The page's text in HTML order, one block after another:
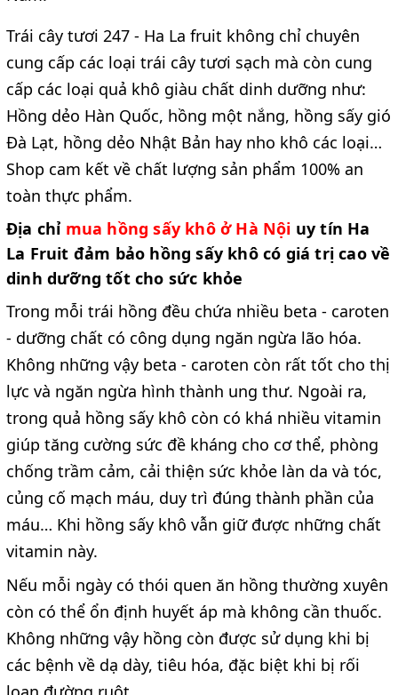
Trái cây tươi 247 - Ha La fruit không chỉ chuyên
cung cấp các loại trái cây tươi sạch mà còn cung
cấp các loại quả khô giàu chất dinh dưỡng như:
Hồng dẻo Hàn Quốc, hồng một nắng, hồng sấy gió
Đà Lạt, hồng dẻo Nhật Bản hay nho khô các loại…
Shop cam kết về chất lượng sản phẩm 100% an
toàn thực phẩm.
Địa chỉ mua hồng sấy khô ở Hà Nội uy tín Ha
La Fruit đảm bảo hồng sấy khô có giá trị cao về
dinh dưỡng tốt cho sức khỏe
Trong mỗi trái hồng đều chứa nhiều beta - caroten
- dưỡng chất có công dụng ngăn ngừa lão hóa.
Không những vậy beta - caroten còn rất tốt cho thị
lực và ngăn ngừa hình thành ung thư. Ngoài ra,
trong quả hồng sấy khô còn có khá nhiều vitamin
giúp tăng cường sức đề kháng cho cơ thể, phòng
chống trầm cảm, cải thiện sức khỏe làn da và tóc,
củng cố mạch máu, duy trì đúng thành phần của
máu… Khi hồng sấy khô vẫn giữ được những chất
vitamin này.
Nếu mỗi ngày có thói quen ăn hồng thường xuyên
còn có thể ổn định huyết áp mà không cần thuốc.
Không những vậy hồng còn được sử dụng khi bị
các bệnh về dạ dày, tiêu hóa, đặc biệt khi bị rối